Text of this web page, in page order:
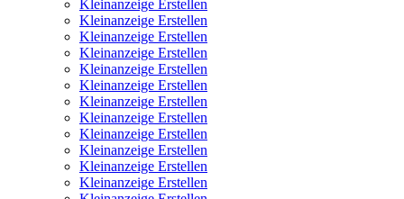
Kleinanzeige Erstellen
Kleinanzeige Erstellen
Kleinanzeige Erstellen
Kleinanzeige Erstellen
Kleinanzeige Erstellen
Kleinanzeige Erstellen
Kleinanzeige Erstellen
Kleinanzeige Erstellen
Kleinanzeige Erstellen
Kleinanzeige Erstellen
Kleinanzeige Erstellen
Kleinanzeige Erstellen